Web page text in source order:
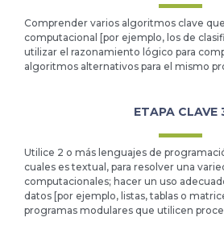
Comprender varios algoritmos clave
computacional [por ejemplo, los de
utilizar el razonamiento lógico para
algoritmos alternativos para el mismo
ETAPA CLAVE
Utilice 2 o más lenguajes de
cuales es textual, para resolver una
computacionales; hacer un uso
datos [por ejemplo, listas, tablas o
programas modulares que utilicen